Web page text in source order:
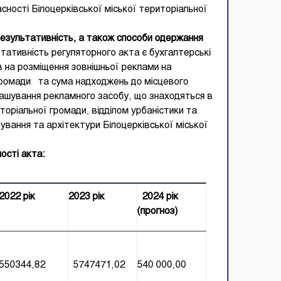
Білоцерківської міської територіальної
а також способи одержання
регуляторного акта є бухгалтерські
на розміщення зовнішньої реклами на
громади та сума надходжень до місцевого
рекламного засобу, що знаходяться в
громади, відділом урбаністики та
та архітектури Білоцерківської міської
акта:
2022 рік 2023 рік
2024 рік
(прогноз)
5747471,02 540 000,00